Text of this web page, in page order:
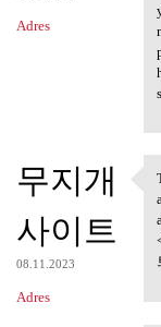
Adres
무지개
사이트
08.11.2023
Adres